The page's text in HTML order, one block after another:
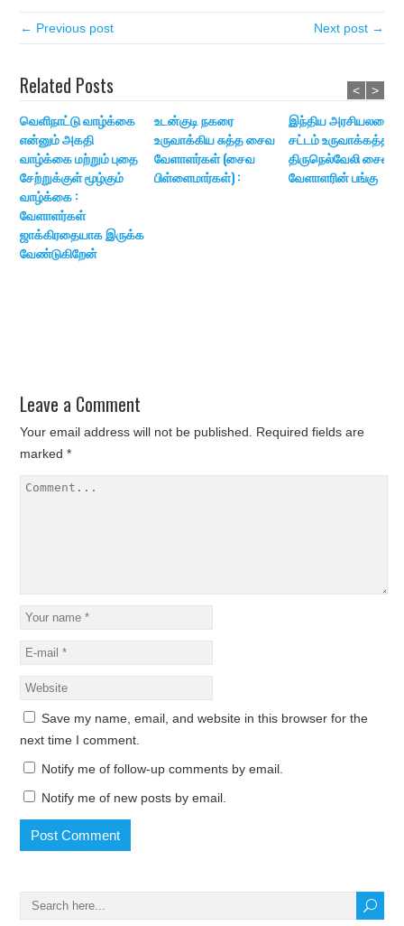
← Previous post Next post →
Related Posts
வெளிநாட்டு வாழ்க்கை
என்னும் அகதி
வாழ்க்கை மற்றும் புதை
சேற்றுக்குள் மூழ்கும்
வாழ்க்கை :
வேளாளர்கள்
ஜாக்கிரதையாக இருக்க
வேண்டுகிறேன்
உடன்குடி நகரை
உருவாக்கிய சுத்த சைவ
வேளாளர்கள் (சைவ
பிள்ளைமார்கள்) :
இந்திய
சட்டம் உருவாக்கத்தில்
திருநெல்வேலி சைவ
வேளாளரின் பங்கு
< >
Leave a Comment
Your email address will not be published. Required fields are
marked*
Save my name, email, and website in this browser for the
next time I comment.
Notify me of follow-up comments by email.
Notify me of new posts by email.